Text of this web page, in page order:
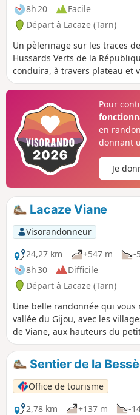
8h 20
Facile
Départ à Lacaze (Tarn)
Un pèlerinage sur les traces
Hussards Verts de la
conduira, à travers plateau et
Dadou, jusqu'à Saint-Michel-
vous rafraîchir dans les eaux
cascade du "Saut de la Truite".
Pour
en
donnant
Je
Lacaze Viane
Visorandonneur
24,27 km
+547 m
-
8h 30
Difficile
Départ à Lacaze (Tarn)
Une belle randonnée qui vous
vallée du Gijou, avec les
de Viane, aux hauteurs du
dessus de Carayon, d'où la
jusqu'aux Pyrénées, par temps
petite incursion dans la 2ème
mondiale avec les deux
Sucail complète agréablement
journée.
Sentier de la
Office de tourisme
2,78 km
+137 m
-